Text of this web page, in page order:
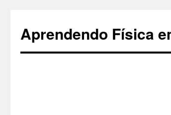
conteúdo
Aprendendo Física